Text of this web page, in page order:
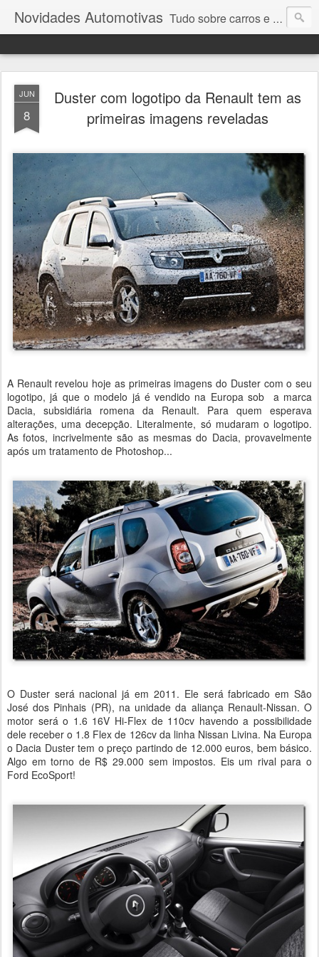
Novidades Automotivas Tudo sobre carros e motores
JUN
8
Duster com logotipo da Renault tem as
primeiras imagens reveladas
A Renault revelou hoje as primeiras imagens do Duster com o seu
logotipo, já que o modelo já é vendido na Europa sob a marca
Dacia, subsidiária romena da Renault. Para quem esperava
alterações, uma decepção. Literalmente, só mudaram o logotipo.
As fotos, incrivelmente são as mesmas do Dacia, provavelmente
após um tratamento de Photoshop...
O Duster será nacional já em 2011. Ele será fabricado em São
José dos Pinhais (PR), na unidade da aliança Renault-Nissan. O
motor será o 1.6 16V Hi-Flex de 110cv havendo a possibilidade
dele receber o 1.8 Flex de 126cv da linha Nissan Livina. Na Europa
o Dacia Duster tem o preço partindo de 12.000 euros, bem básico.
Algo em torno de R$ 29.000 sem impostos. Eis um rival para o
Ford EcoSport!